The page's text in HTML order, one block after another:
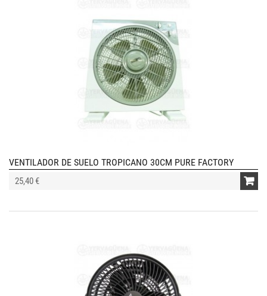
VENTILADOR DE SUELO TROPICANO 30CM PURE FACTORY
25,40 €